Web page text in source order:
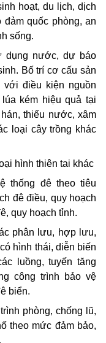
hoạt, du lịch, dịch
đảm quốc phòng, an
sống.
dụng nước, dự báo
Bố trí cơ cấu sản
điều kiện nguồn
kém hiệu quả tại
thiếu nước, xâm
loại cây trồng khác
hình thiên tai khác
thống đê theo tiêu
đê điều, quy hoạch
quy hoạch tỉnh.
phân lưu, hợp lưu,
hình thái, diễn biến
luồng, tuyến tăng
công trình bảo vệ
biển.
phòng, chống lũ,
theo mức đảm bảo,